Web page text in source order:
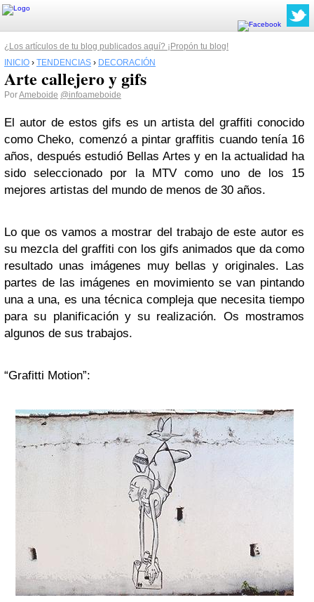
¿Los artículos de tu blog publicados aquí? ¡Propón tu blog!
INICIO › TENDENCIAS › DECORACIÓN
Arte callejero y gifs
PorAmeboide @infoameboide
El autor de estos gifs es un artista del graffiti conocido
como Cheko, comenzó a pintar graffitis cuando tenía 16
años, después estudió Bellas Artes y en la actualidad ha
sido seleccionado por la MTV como uno de los 15
mejores artistas del mundo de menos de 30 años.
Lo que os vamos a mostrar del trabajo de este autor es
su mezcla del graffiti con los gifs animados que da como
resultado unas imágenes muy bellas y originales. Las
partes de las imágenes en movimiento se van pintando
una a una, es una técnica compleja que necesita tiempo
para su planificación y su realización. Os mostramos
algunos de sus trabajos.
“Grafitti Motion”: